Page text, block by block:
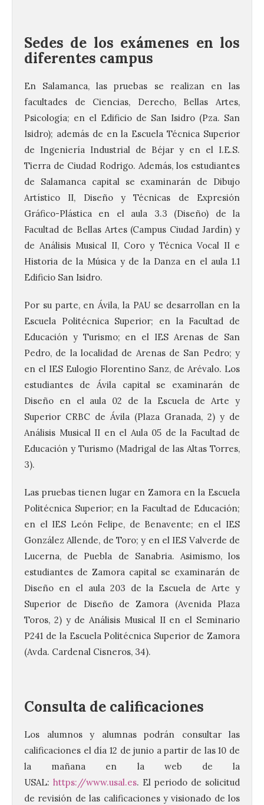
Sedes de los exámenes en los
diferentes campus
En Salamanca, las pruebas se realizan en las
facultades de Ciencias, Derecho, Bellas Artes,
Psicología; en el Edificio de San Isidro (Pza. San
Isidro); además de en la Escuela Técnica Superior
de Ingeniería Industrial de Béjar y en el I.E.S.
Tierra de Ciudad Rodrigo. Además, los estudiantes
de Salamanca capital se examinarán de Dibujo
Artístico II, Diseño y Técnicas de Expresión
Gráfico-Plástica en el aula 3.3 (Diseño) de la
Facultad de Bellas Artes (Campus Ciudad Jardín) y
de Análisis Musical II, Coro y Técnica Vocal II e
Historia de la Música y de la Danza en el aula 1.1
Edificio San Isidro.
Por su parte, en Ávila, la PAU se desarrollan en la
Escuela Politécnica Superior; en la Facultad de
Educación y Turismo; en el IES Arenas de San
Pedro, de la localidad de Arenas de San Pedro; y
en el IES Eulogio Florentino Sanz, de Arévalo. Los
estudiantes de Ávila capital se examinarán de
Diseño en el aula 02 de la Escuela de Arte y
Superior CRBC de Ávila (Plaza Granada, 2) y de
Análisis Musical II en el Aula 05 de la Facultad de
Educación y Turismo (Madrigal de las Altas Torres,
3).
Las pruebas tienen lugar en Zamora en la Escuela
Politécnica Superior; en la Facultad de Educación;
en el IES León Felipe, de Benavente; en el IES
González Allende, de Toro; y en el IES Valverde de
Lucerna, de Puebla de Sanabria. Asimismo, los
estudiantes de Zamora capital se examinarán de
Diseño en el aula 203 de la Escuela de Arte y
Superior de Diseño de Zamora (Avenida Plaza
Toros, 2) y de Análisis Musical II en el Seminario
P241 de la Escuela Politécnica Superior de Zamora
(Avda. Cardenal Cisneros, 34).
Consulta de calificaciones
Los alumnos y alumnas podrán consultar las
calificaciones el día 12 de junio a partir de las 10 de
la mañana en la web de la
USAL: https://www.usal.es. El periodo de solicitud
de revisión de las calificaciones y visionado de los